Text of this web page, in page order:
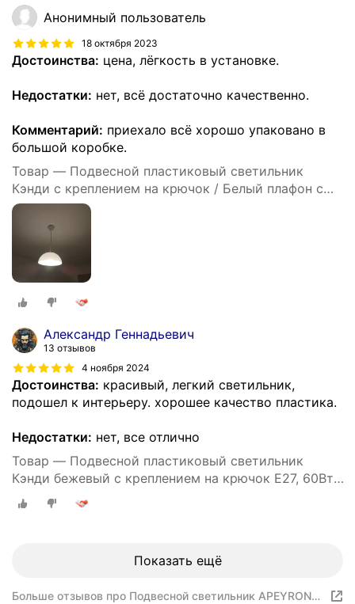
Анонимный пользователь
18 октября 2023
Достоинства: цена, лёгкость в установке.
Недостатки: нет, всё достаточно качественно.
Комментарий: приехало всё хорошо упаковано в
большой коробке.
Товар — Подвесной пластиковый светильник
Кэнди с креплением на крючок / Белый плафон с
белым шнуром 80 см и направлением света вниз /
Люстра подвесная с цоколем Е27 / 60Вт / IP20 /
220В / 290х170 мм, без ламп, НСБ 21-60-202
Александр Геннадьевич
13 отзывов
4 ноября 2024
Достоинства: красивый, легкий светильник,
подошел к интерьеру. хорошее качество пластика.
Недостатки: нет, все отлично
Товар — Подвесной пластиковый светильник
Кэнди бежевый с креплением на крючок Е27, 60Вт,
IP20, 220В, 290х170 мм, без ламп, НСБ 21-60-232
Показать ещё
Больше отзывов про Подвесной светильник APEYRON